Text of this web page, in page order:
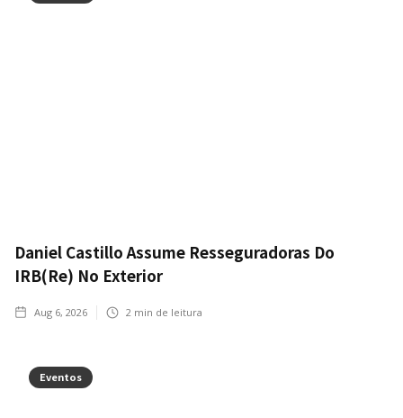
Daniel Castillo Assume Resseguradoras Do
IRB(Re) No Exterior
Aug 6, 2026 2 min de leitura
Eventos